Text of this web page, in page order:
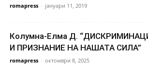
romapress - јануари 11, 2019
Колумна-Елма Д.
И ПРИЗНАНИЕ НА НАШАТА СИЛА”
romapress - октомври 8, 2025